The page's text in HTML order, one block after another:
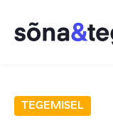
TEGEMISEL